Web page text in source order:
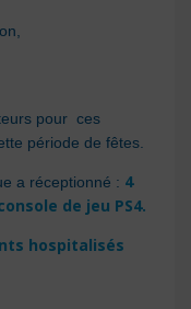
pour ces
période de fêtes.
a réceptionné : 4
de jeu PS4.
hospitalisés